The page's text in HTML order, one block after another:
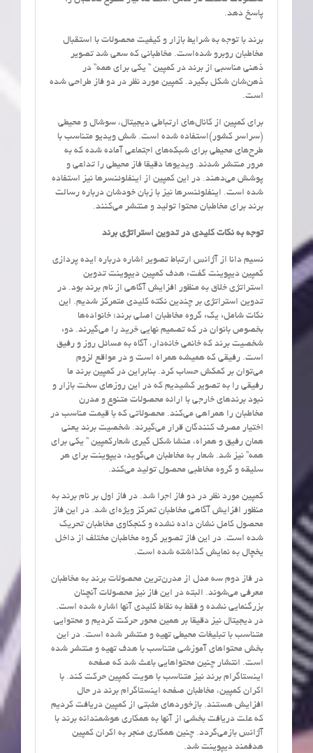
پاسخ دهد.
برند با توجه به شرایط بازار و کیفیت محصولات با استقبال
مخاطبان روبرو شده‌است. مخاطبانی که سعی شد تصویر
ذهنی مناسبی از برند در کمپین ” یکی برای همه” در
ذهن‌شان شکل بگیرد. کمپین مورد نظر در دو فاز طراحی شده
است.
برای کمپین از کانال‌های ارتباطی دیجیتال، سوشال و محیطی
(سراسر کشور)استفاده شده است. شش ویدیو متناسب با
طرح‌های محیطی برای شبکه‌های اجتماعی آماده شده که به
مرور منتشر شدند. ویدیوها دقیقا فاز محیطی را تداعی و
پوشش می‌دهند. در این کمپین از اینفلوئنسرها نیز استفاده
شده است. اینفلوئنسرها نیز با زبان خودشان درباره رسالت
برند برای مخاطبان محتوا تولید و منتشر می‌کنند.
توجه به نکات کلیدی در تدوین استراتژی برند
نسیم دانا از آژانس ارتباط تصویر اشاره درباره ایده پردازی
کمپین دیپوینت گفت: هدف کمپین دیپوینت تدوین
استراتژی خلاق به منظور افزایش آگاهی از نام برند بود. در
تدوین استراتژی بر چندین نکته کلیدی متمرکز شدیم. این
نکات شامل: یک: گروه مخاطبان اصلی برند؛ خانواده‌ها
بخصوص بانوان در که تصمیم نهایی خرید را می‌گیرند. دو:
شخصیت برند که خانمی خانه‌دار، آگاه به مسائل روز و رفیق
است. رفیقی که همیشه همراه است و در مواقع لزوم
می‌توان بر کمکش حساب کرد. بنابراین در کمپین برند ما
رفیقی را به تصویر کشیدیم که در این روزهای سخت بازار و
نبود برندهای خارجی با ارائه محصولات متنوع و مدرن
مخاطبان را همراهی می‌کند. محصولاتی که با قیمت مناسب در
اختیار مصرف کنندگان قرار می‌گیرند. شخصیت برند یعنی
همان رفیق و همراه، منشا شکل گیری شعارکمپین ” یکی برای
همه” نیز شد. شعار به مخاطبان می‌گوید: دیپوینت برای هر
سلیقه و گروه مخاطبی محصول تولید می‌کند.
کمپین مورد نظر در دو فاز اجرا شد. در فاز اول بر نام برند به
منظور افزایش آگاهی مخاطبان تمرکز ویژه‌ای شد. در این فاز
محصول کامل نشان داده نشده و کنجکاوی مخاطبان تحریک
شده است. در این فاز تصویر گروه مخاطبان مختلف از داخل
یخچال به نمایش گذاشته شده است.
در فاز دوم سه مدل از مدرن‌ترین محصولات برند به مخاطبان
معرفی می‌شوند. البته در این فاز نیز محصولات آنچنان
بزرگنمایی نشده و فقط به نقاط کلیدی آنها اشاره شده است.
در دیجیتال نیز دقیقا بر همین محور حرکت کردیم و محتوایی
متناسب با تبلیغات محیطی تهیه و منتشر شده است. در این
بخش محتواهای آموزشی متناسب با هدف تهیه و منتشر شده
است. انتشار چنین محتواهایی باعث شد که صفحه
اینستاگرام برند نیز متناسب با هویت کمپین حرکت کند. با
اکران کمپین، مخاطبان صفحه اینستاگرام برند در حال
افزایش هستند. بازخوردهای مثبتی از کمپین دریافت کردیم
که علت دریافت بخشی از آنها به همکاری هوشمندانه برند با
آژانس بازمی‌گردد. چنین همکاری منجر به اکران کمپین
هدفمند دیپوینت شد.